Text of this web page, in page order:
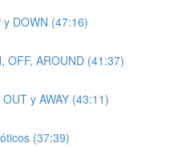
DOWN (47:16)
OFF, AROUND (41:37)
y AWAY (43:11)
(37:39)